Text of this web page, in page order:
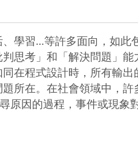
學習…等許多面向，如此
思考」和「解決問題」能
在程式設計時，所有輸出
所在。在社會領域中，許
原因的過程，事件或現象